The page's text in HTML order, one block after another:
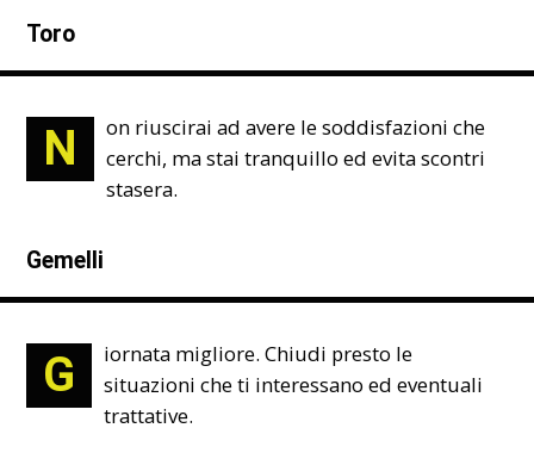
Toro
N
on riuscirai ad avere le soddisfazioni che
cerchi, ma stai tranquillo ed evita scontri
stasera.
Gemelli
G
iornata migliore. Chiudi presto le
situazioni che ti interessano ed eventuali
trattative.